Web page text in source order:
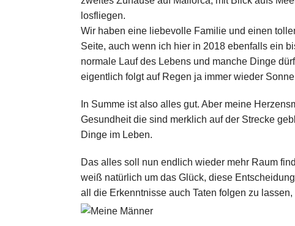
losfliegen.
Wir haben eine liebevolle Familie und einen
Seite, auch wenn ich hier in 2018 ebenfalls ein
normale Lauf des Lebens und manche Dinge
eigentlich folgt auf Regen ja immer wieder
In Summe ist also alles gut. Aber meine
Gesundheit die sind merklich auf der Strecke
Dinge im Leben.
Das alles soll nun endlich wieder mehr Raum
weiß natürlich um das Glück, diese
all die Erkenntnisse auch Taten folgen zu